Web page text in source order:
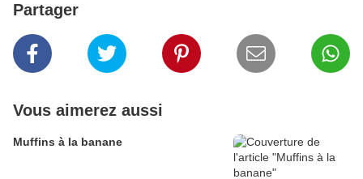
Partager
Vous aimerez aussi
Muffins à la banane